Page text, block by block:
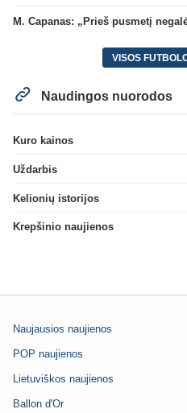
VISOS
Naudingos nuorodos
Kuro kainos
Uždarbis
Kelionių istorijos
Krepšinio naujienos
Naujausios naujienos
POP naujienos
Lietuviškos naujienos
Ballon d'Or